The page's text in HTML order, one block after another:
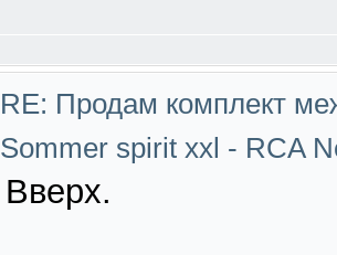
RE: Продам комплект
Sommer spirit xxl - RCA
Вверх.